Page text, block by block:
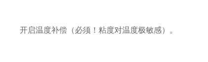
开启温度补偿（必须！粘度对温度极敏感）。